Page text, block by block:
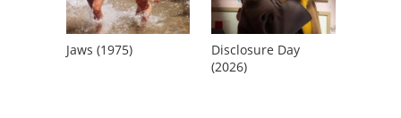
Jaws (1975)
Disclosure Day
(2026)